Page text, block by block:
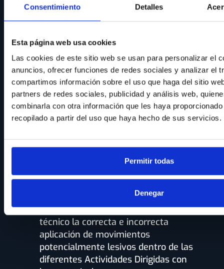
Consentimiento Detalles
Esta página web usa cookies
Las cookies de este sitio web se usan para personalizar el
anuncios, ofrecer funciones de redes sociales y analizar el
compartimos información sobre el uso que haga del sitio
partners de redes sociales, publicidad y análisis web,
combinarla con otra información que les haya
recopilado a partir del uso que haya hecho de sus servicios.
Permitir todas
Denegar
Desarrollar todas aquellas aptitudes
necesarias para cubrir de forma
polivalente todos aquellos puestos
relacionados con las Actividades
Dirigidas con base musical y
Mindfulness que puedan presentarse
en un centro Fitness.
Adquirir los conocimientos necesarios
para crear sesiones musicales
base musical.
Elaborar sesiones de entrenamiento
correctamente estructuradas para
con las Actividades Dirigidas.
Discriminar bajo el criterio científico-
técnico la correcta e incorrecta
aplicación de movimientos
potencialmente lesivos dentro de las
diferentes Actividades Dirigidas con